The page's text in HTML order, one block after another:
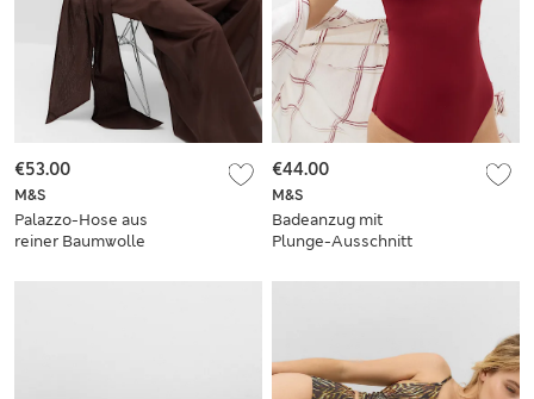
M&S
Palazzo-Hose aus
reiner Baumwolle
€53.00
M&S
Badeanzug mit
Plunge-Ausschnitt
€44.00